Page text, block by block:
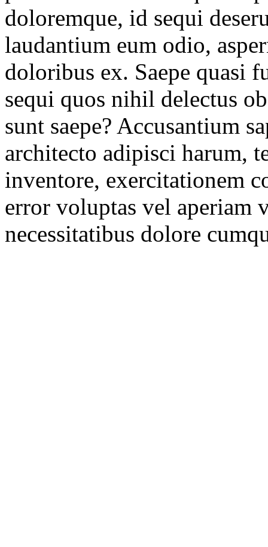
doloremque, id sequi
laudantium eum odio,
doloribus ex. Saepe quasi
sequi quos nihil delectus
sunt saepe? Accusantium
architecto adipisci harum,
inventore, exercitationem
error voluptas vel aperiam
necessitatibus dolore